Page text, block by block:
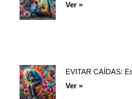
Ver »
EVITAR CAÍDAS:
Ver »